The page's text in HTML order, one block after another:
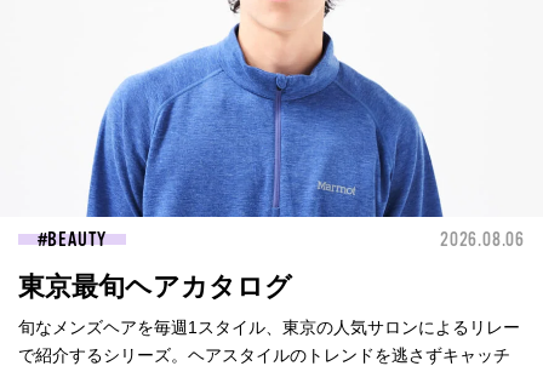
BEAUTY 2026.08.06
東京最旬ヘアカタログ
旬なメンズヘアを毎週1スタイル、東京の人気サロンによるリレー
で紹介するシリーズ。ヘアスタイルのトレンドを逃さずキャッチ